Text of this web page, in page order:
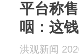
平台称
咽：这
洪观新闻